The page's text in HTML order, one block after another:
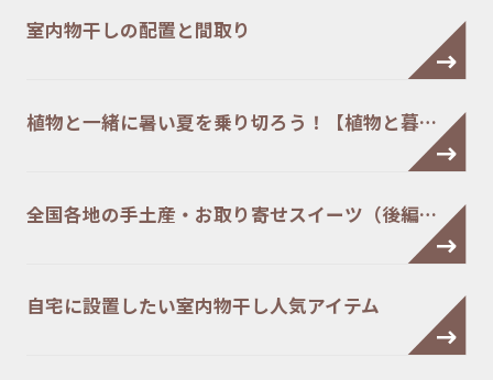
室内物干しの配置と間取り
植物と一緒に暑い夏を乗り切ろう！【植物と暮…
全国各地の手土産・お取り寄せスイーツ（後編…
自宅に設置したい室内物干し人気アイテム